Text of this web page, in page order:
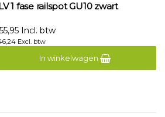
1 fase railspot GU10 zwart
Incl. btw
Excl. btw
In winkelwagen